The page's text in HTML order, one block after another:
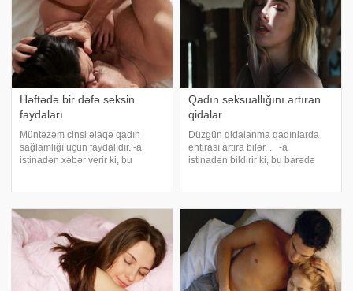
Həftədə bir dəfə seksin
faydaları
Müntəzəm cinsi əlaqə qadın
sağlamlığı üçün faydalıdır. -a
istinadən xəbər verir ki, bu
həftədə bir dəfə cinsi əlaqə
qadınların fizik
Qadın seksuallığını artıran
qidalar
Düzgün qidalanma qadınlarda
ehtirası artıra bilər. . -a
istinadən bildirir ki, bu barədə
olunan məhsullara xüsusi diqqət
yetirməlidirlər